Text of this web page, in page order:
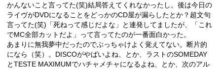
かんないこと言ってた(笑)結局答えてくれなかったし。後は今日の
ライヴがDVDになることをどっかのCD屋が漏らしたとか？超文句
言ってた(笑)「死ねって感じだよな」と連発してましたが、「これ
でMC全部カットだよ」って言ってたのが一番面白かった。
あまりに無我夢中だったのでぶっちゃけよく覚えてない。断片的
になら（笑）。DISCOがやばいよね、とか、ラストのSOMEDAY
とTESTE MAXIMUMでハチャメチャになるよね、とか、次のアル